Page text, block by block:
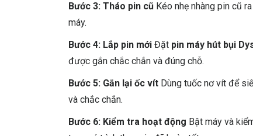
Bước 3: Tháo pin cũ Kéo nhẹ nhàng pin cũ
máy.
Bước 4: Lắp pin mới Đặt pin máy hút bụi
được gắn chắc chắn và đúng chỗ.
Bước 5: Gắn lại ốc vít Dùng tuốc nơ vít để
và chắc chắn.
Bước 6: Kiểm tra hoạt động Bật máy và